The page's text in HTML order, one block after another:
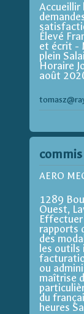
Accueillir
Élevé
et écrit -
plein
Horaire
août
AERO
1289
Ouest,
rapports
des
les
ou
maîtrise
du
heures